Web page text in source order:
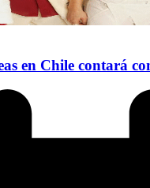
en Chile contará